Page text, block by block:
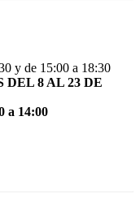
y de 15:00 a 18:30
DEL 8 AL 23 DE
a 14:00